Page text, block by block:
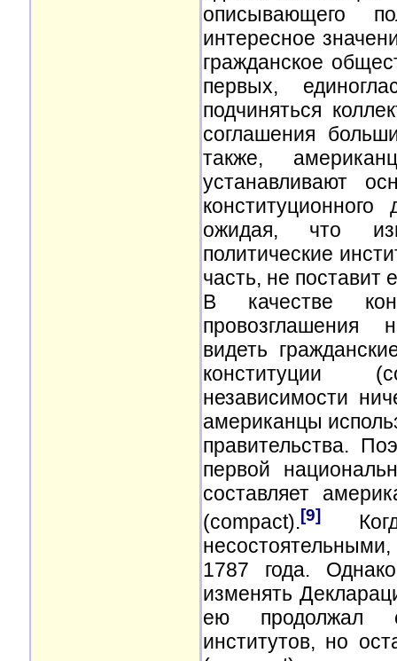
описывающего
интересное
гражданское
первых,
подчиняться
соглашения
также,
устанавливают
ожидая, что
политические
часть, не поставит
В качестве
провозглашения
видеть
конституции
независимости
американцы
правительства.
первой
составляет
(compact).[9]
1787 года.
изменять
ею продолжал
институтов, но